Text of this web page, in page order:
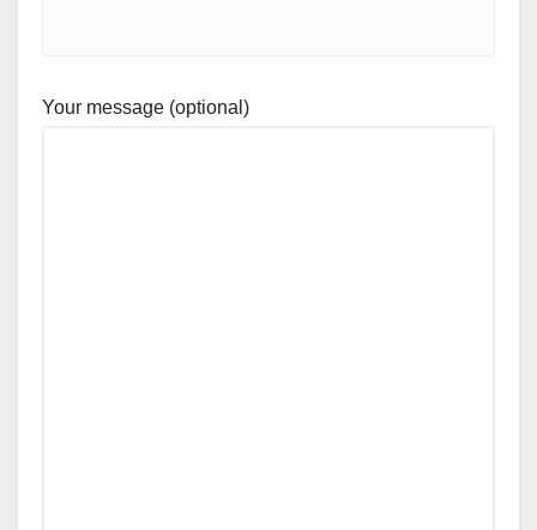
Your message (optional)